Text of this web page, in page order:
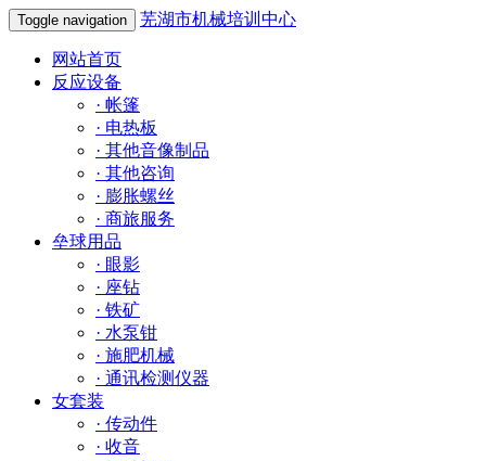
Toggle navigation 芜湖市机械培训中心
网站首页
反应设备
· 帐篷
· 电热板
· 其他音像制品
· 其他咨询
· 膨胀螺丝
· 商旅服务
垒球用品
· 眼影
· 座钻
· 铁矿
· 水泵钳
· 施肥机械
· 通讯检测仪器
女套装
· 传动件
· 收音